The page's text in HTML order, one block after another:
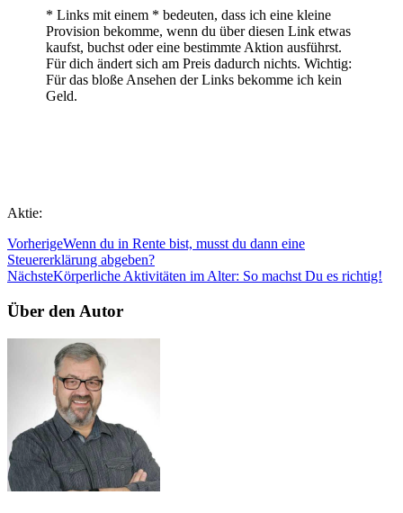
* Links mit einem * bedeuten, dass ich eine kleine
Provision bekomme, wenn du über diesen Link etwas
kaufst, buchst oder eine bestimmte Aktion ausführst.
Für dich ändert sich am Preis dadurch nichts. Wichtig:
Für das bloße Ansehen der Links bekomme ich kein
Geld.
Aktie:
VorherigeWenn du in Rente bist, musst du dann eine
Steuererklärung abgeben?
NächsteKörperliche Aktivitäten im Alter: So machst Du es richtig!
Über den Autor